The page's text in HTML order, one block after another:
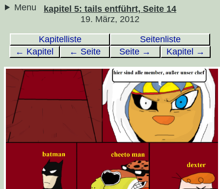
kapitel 5: tails entführt, Seite 14
19. März, 2012
Kapitelliste
Seitenliste
← Kapitel
← Seite Seite → Kapitel →
Menu